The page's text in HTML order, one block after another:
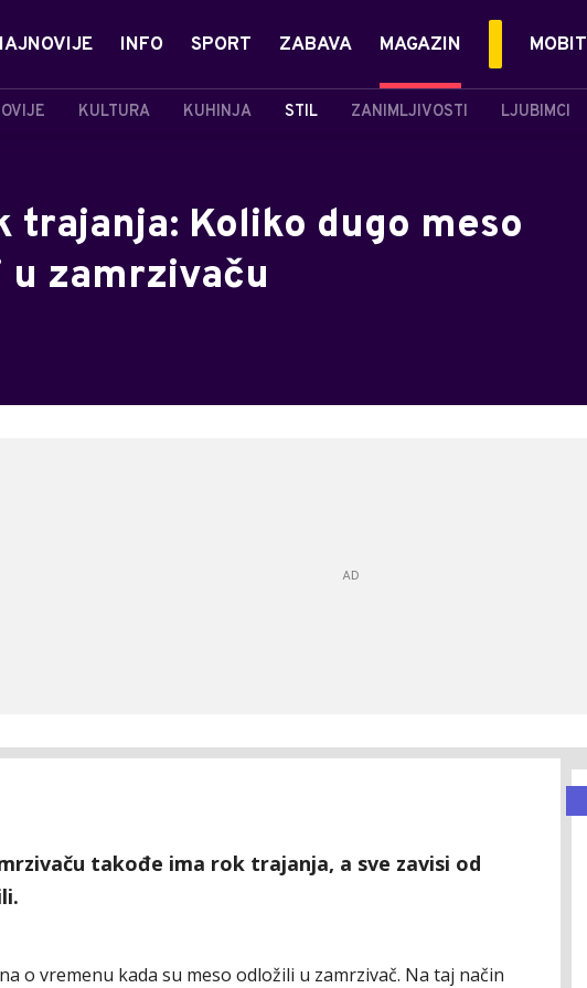
INFO SPORT ZABAVA MAGAZIN
KULTURA KUHINJA STIL ZANIMLJIVOSTI LJUBIMCI
MOBIT
trajanja: Koliko dugo meso
zamrzivaču
takođe ima rok trajanja, a sve zavisi od
o vremenu kada su meso odložili u zamrzivač. Na taj način